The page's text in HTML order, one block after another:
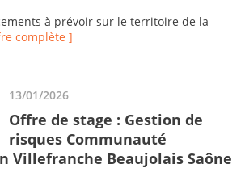
à prévoir sur le territoire de la
complète ]
13/01/2026
Offre de stage : Gestion de
risques Communauté
Villefranche Beaujolais Saône